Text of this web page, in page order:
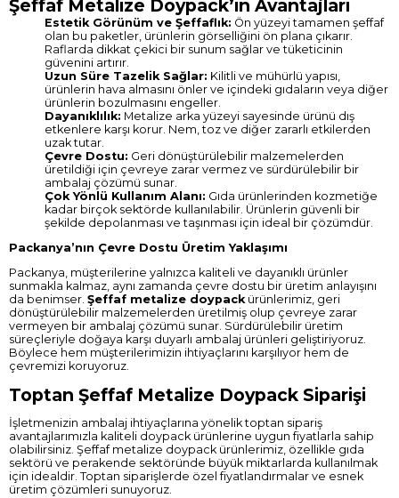
Şeffaf Metalize Doypack’in Avantajları
Estetik Görünüm ve Şeffaflık: Ön yüzeyi tamamen şeffaf
olan bu paketler, ürünlerin görselliğini ön plana çıkarır.
Raflarda dikkat çekici bir sunum sağlar ve tüketicinin
güvenini artırır.
Uzun Süre Tazelik Sağlar: Kilitli ve mühürlü yapısı,
ürünlerin hava almasını önler ve içindeki gıdaların veya diğer
ürünlerin bozulmasını engeller.
Dayanıklılık: Metalize arka yüzeyi sayesinde ürünü dış
etkenlere karşı korur. Nem, toz ve diğer zararlı etkilerden
uzak tutar.
Çevre Dostu: Geri dönüştürülebilir malzemelerden
üretildiği için çevreye zarar vermez ve sürdürülebilir bir
ambalaj çözümü sunar.
Çok Yönlü Kullanım Alanı: Gıda ürünlerinden kozmetiğe
kadar birçok sektörde kullanılabilir. Ürünlerin güvenli bir
şekilde depolanması ve taşınması için ideal bir çözümdür.
Packanya’nın Çevre Dostu Üretim Yaklaşımı
Packanya, müşterilerine yalnızca kaliteli ve dayanıklı ürünler
sunmakla kalmaz, aynı zamanda çevre dostu bir üretim anlayışını
da benimser. Şeffaf metalize doypack ürünlerimiz, geri
dönüştürülebilir malzemelerden üretilmiş olup çevreye zarar
vermeyen bir ambalaj çözümü sunar. Sürdürülebilir üretim
süreçleriyle doğaya karşı duyarlı ambalaj ürünleri geliştiriyoruz.
Böylece hem müşterilerimizin ihtiyaçlarını karşılıyor hem de
çevremizi koruyoruz.
Toptan Şeffaf Metalize Doypack Siparişi
İşletmenizin ambalaj ihtiyaçlarına yönelik toptan sipariş
avantajlarımızla kaliteli doypack ürünlerine uygun fiyatlarla sahip
olabilirsiniz. Şeffaf metalize doypack ürünlerimiz, özellikle gıda
sektörü ve perakende sektöründe büyük miktarlarda kullanılmak
için idealdir. Toptan siparişlerde özel fiyatlandırmalar ve esnek
üretim çözümleri sunuyoruz.